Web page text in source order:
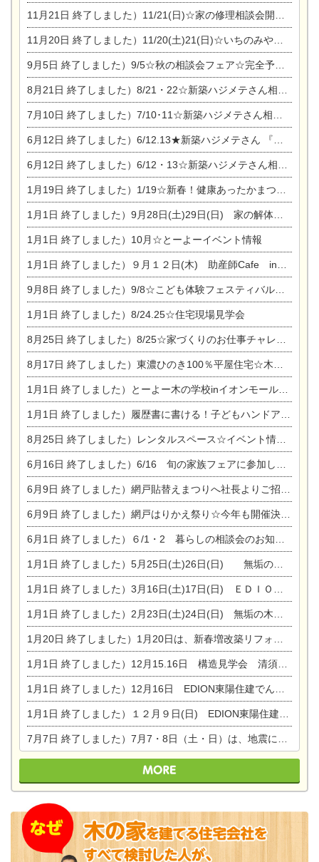
11月21日 終了しました）11/21(日)☆家の修理相談会開催 in 扶桑オークビレッジ
11月20日 終了しました）11/20(土)21(日)☆いちのみや逸品市に出店します【ひのきのバラ販売】
9月5日 終了しました）9/5☆秋の相談会フェア☆完全予約制
8月21日 終了しました）8/21・22☆新築ハジメテさん相談会 『集まれ！農地に家を建てたい人！』
7月10日 終了しました）7/10･11☆新築ハジメテさん相談会 『集まれ！農地に家を建てたい人！』完全予約制
6月12日 終了しました）6/12.13★新築ハジメテさん 『木の家 現場体感見学会』
6月12日 終了しました）6/12・13☆新築ハジメテさん相談会『今ある土地に家を建てる際の注意点』
1月19日 終了しました）1/19☆新春！健康あったかまつり＆増改築リフォームまつり
1月1日 終了しました）9月28日(土)29日(日) 家の解体なんでも相談会
1月1日 終了しました）10月☆とーよーイベント情報
1月1日 終了しました）９月１２日(木) 助産師Cafe in東陽住建
9月8日 終了しました）9/8☆こども体験フェスティバル☆一宮市民会館
1月1日 終了しました）8/24.25☆住宅現場見学会
8月25日 終了しました）8/25☆家づくりのお仕事チャレンジ
8月17日 終了しました）東濃ひのき100％平屋住宅☆木の家完成見学会
1月1日 終了しました）とーよー木の学校inイオンモール木曽川
1月1日 終了しました）履歴書に書ける！子どもハンドアロマ講座☆
8月25日 終了しました）レンタルスペース☆イベント情報☆チャイルドアロマセラピスト
6月16日 終了しました）6/16 旬の家族フェアに参加します☆
6月9日 終了しました）網戸貼替えまつりへ社長よりご招待です♪
6月9日 終了しました）網戸はりかえ祭り☆今年も開催決定！
6月1日 終了しました）６/1・2 暮らしの相談会のお知らせ
1月1日 終了しました）5月25日(土)26日(日) 無垢の木の家体感見学会開催☆
1月1日 終了しました）3月16日(土)17日(日) ＥＤＩＯＮ東陽住建でんき館 総決算まつり
1月1日 終了しました）2月23日(土)24日(日) 無垢の木の家 完成見学会
1月20日 終了しました）1月20日は、新春増改築リフォームまつり＆家の修理祭り＆家電まつりです。
1月1日 終了しました）12月15.16日 構造見学会 清須市西枇杷島町弁天
1月1日 終了しました）12月16日 EDION東陽住建でんき OPEN第二弾イベント！！
1月1日 終了しました）１２月９日(日) EDION東陽住建でんき館プレＯＰＥＮ！＆家の修理まつり
7月7日 終了しました）7月7・8日（土・日）は、地震に強くて安心！暮らしを楽しむ東濃ひのきの平屋の家体験見学会を開催します。ぜひお越しください。